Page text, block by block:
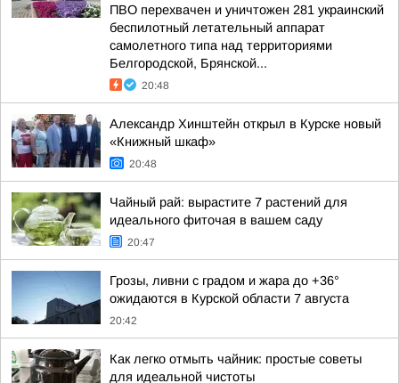
ПВО перехвачен и уничтожен 281 украинский
беспилотный летательный аппарат
самолетного типа над территориями
Белгородской, Брянской...
20:48
Александр Хинштейн открыл в Курске новый
«Книжный шкаф»
20:48
Чайный рай: вырастите 7 растений для
идеального фиточая в вашем саду
20:47
Грозы, ливни с градом и жара до +36°
ожидаются в Курской области 7 августа
20:42
Как легко отмыть чайник: простые советы
для идеальной чистоты